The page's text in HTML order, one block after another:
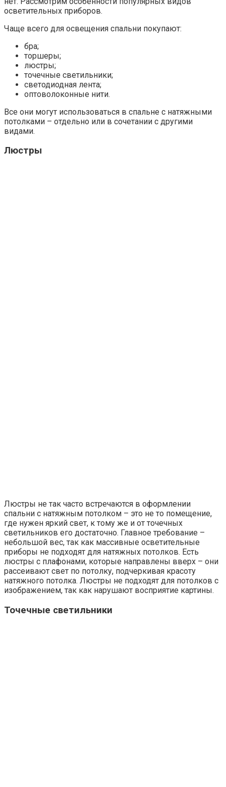
осветительных приборов.
Чаще всего для освещения спальни покупают:
бра;
торшеры;
люстры;
точечные светильники;
светодиодная лента;
оптоволоконные нити.
Все они могут использоваться в спальне с натяжными
потолками – отдельно или в сочетании с другими
видами.
Люстры
Люстры не так часто встречаются в оформлении
спальни с натяжным потолком – это не то помещение,
где нужен яркий свет, к тому же и от точечных
светильников его достаточно. Главное требование –
небольшой вес, так как массивные осветительные
приборы не подходят для натяжных потолков. Есть
люстры с плафонами, которые направлены вверх – они
рассеивают свет по потолку, подчеркивая красоту
натяжного потолка. Люстры не подходят для потолков с
изображением, так как нарушают восприятие картины.
Точечные светильники